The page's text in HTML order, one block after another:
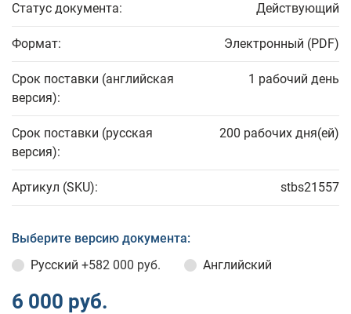
Статус документа: Действующий
Формат: Электронный (PDF)
Срок поставки (английская
версия):
1 рабочий день
Срок поставки (русская
версия):
200 рабочих дня(ей)
Артикул (SKU): stbs21557
Выберите версию документа:
Русский +582 000 руб. Английский
6 000 руб.